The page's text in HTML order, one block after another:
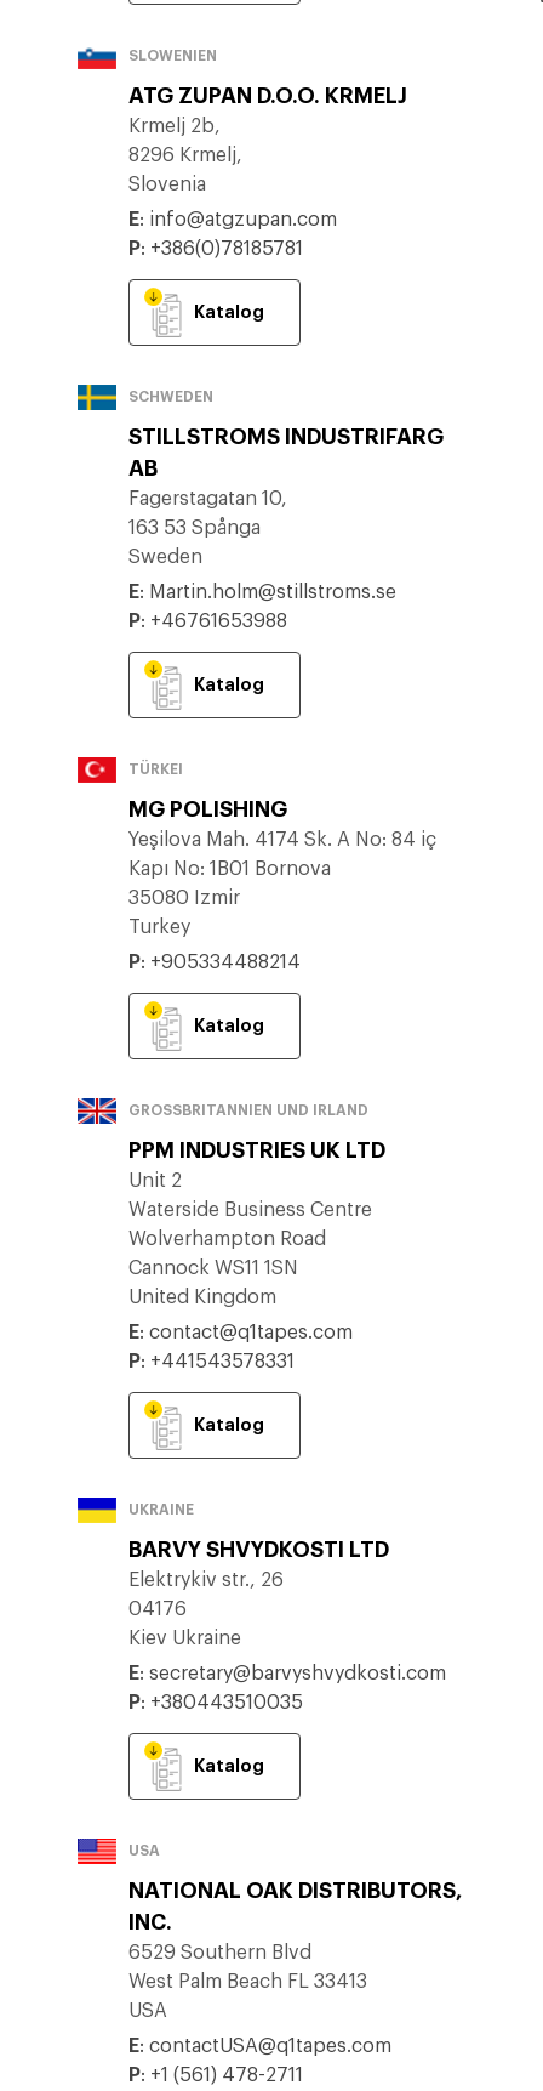
SLOWENIEN
ATG ZUPAN D.O.O. KRMELJ
Krmelj 2b,
8296 Krmelj,
Slovenia
E: info@atgzupan.com
P: +386(0)78185781
Katalog
SCHWEDEN
STILLSTROMS INDUSTRIFARG
AB
Fagerstagatan 10,
163 53 Spånga
Sweden
E: Martin.holm@stillstroms.se
P: +46761653988
Katalog
TÜRKEI
MG POLISHING
Yeşilova Mah. 4174 Sk. A No: 84 iç
Kapı No: 1B01 Bornova
35080 Izmir
Turkey
P: +905334488214
Katalog
GROSSBRITANNIEN UND IRLAND
PPM INDUSTRIES UK LTD
Unit 2
Waterside Business Centre
Wolverhampton Road
Cannock WS11 1SN
United Kingdom
E: contact@q1tapes.com
P: +441543578331
Katalog
UKRAINE
BARVY SHVYDKOSTI LTD
Elektrykiv str., 26
04176
Kiev Ukraine
E: secretary@barvyshvydkosti.com
P: +380443510035
Katalog
USA
NATIONAL OAK DISTRIBUTORS,
INC.
6529 Southern Blvd
West Palm Beach FL 33413
USA
E: contactUSA@q1tapes.com
P: +1 (561) 478-2711